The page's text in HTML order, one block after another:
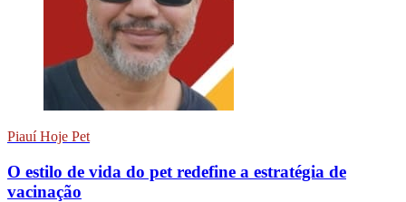
Piauí Hoje Pet
O estilo de vida do pet redefine a estratégia de
vacinação